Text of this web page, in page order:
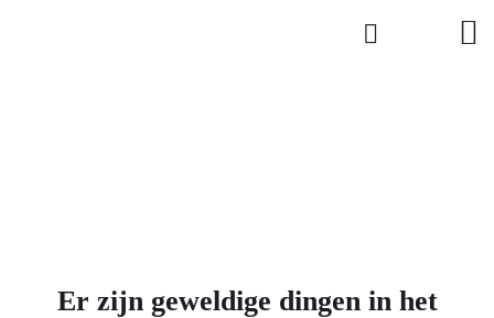
Er zijn geweldige dingen in het